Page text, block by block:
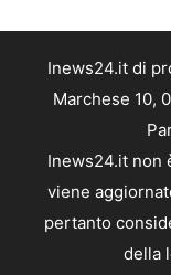
Inews24.it di
Marchese 10,
Inews24.it non
viene
pertanto
della